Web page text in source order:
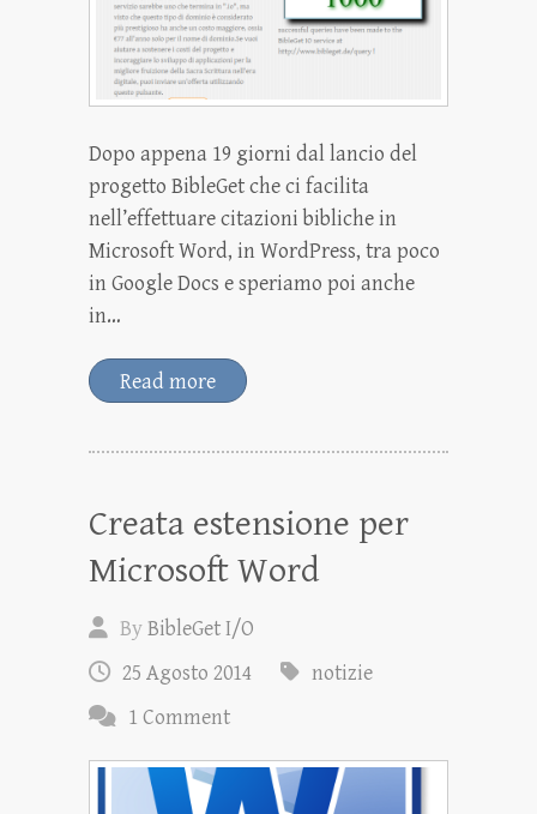
Dopo appena 19 giorni dal lancio del
progetto BibleGet che ci facilita
nell’effettuare citazioni bibliche in
Microsoft Word, in WordPress, tra poco
in Google Docs e speriamo poi anche
in…
Read more
Creata estensione per
Microsoft Word
ByBibleGet I/O
25 Agosto 2014
notizie
1 Comment